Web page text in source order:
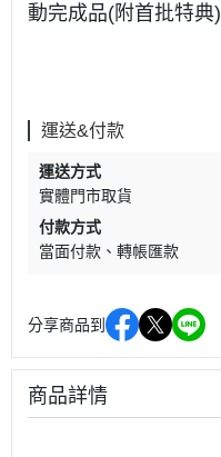
動完成品(附首批特典)
運送&付款
運送方式
實體門市取貨
付款方式
當面付款
轉帳匯款
分享商品到
商品詳情